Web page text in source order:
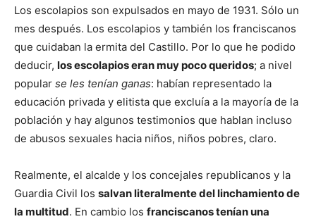
Los escolapios son expulsados en mayo de 1931. Sólo un
mes después. Los escolapios y también los franciscanos
que cuidaban la ermita del Castillo. Por lo que he podido
deducir, los escolapios eran muy poco queridos; a nivel
popular se les tenían ganas: habían representado la
educación privada y elitista que excluía a la mayoría de la
población y hay algunos testimonios que hablan incluso
de abusos sexuales hacia niños, niños pobres, claro.
Realmente, el alcalde y los concejales republicanos y la
Guardia Civil los salvan literalmente del linchamiento de
la multitud. En cambio los franciscanos tenían una